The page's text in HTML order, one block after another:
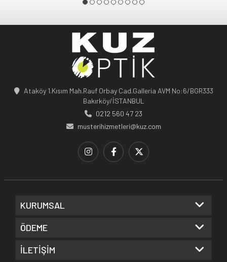
Ataköy 1.Kısım Mah.Rauf Orbay Cad.Galleria AVM No:6/BGR333
Bakırköy/İSTANBUL
0212 560 47 23
musterihizmetleri@kuz.com
KURUMSAL
ÖDEME
İLETİŞİM